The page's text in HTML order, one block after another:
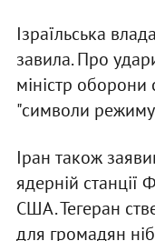
Ізраїльська
завила. Про
міністр
"символи
Іран також
ядерній станції
США. Тегеран
для громадян